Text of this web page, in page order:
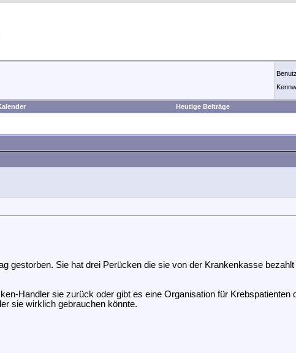
Heutige Beiträge
gestorben. Sie hat drei Perücken die sie von der Krankenkasse
Handler sie zurück oder gibt es eine Organisation für Krebspatienten
sie wirklich gebrauchen könnte.